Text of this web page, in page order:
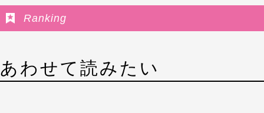
Ranking
あわせて読みたい